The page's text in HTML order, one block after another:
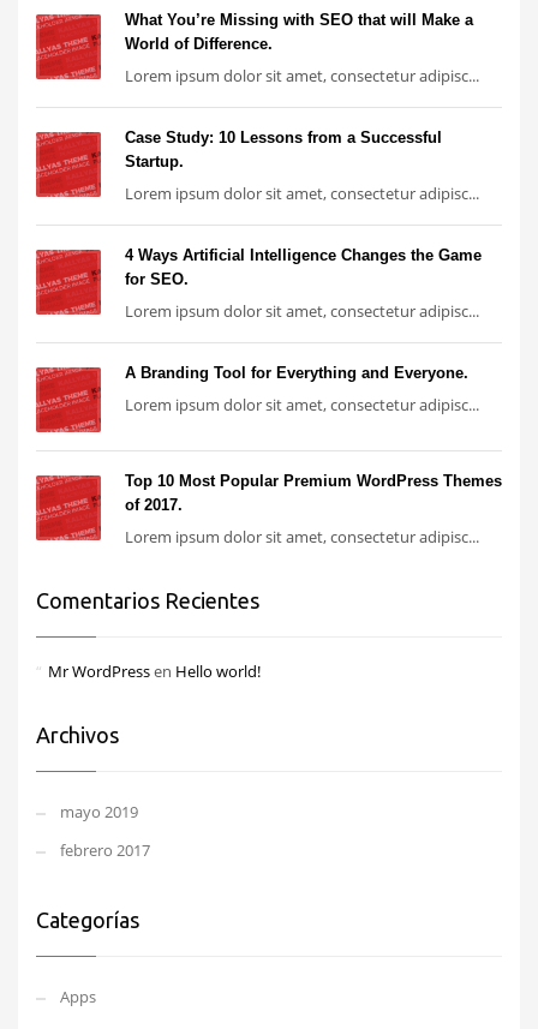
What You’re Missing with SEO that will Make a
World of Difference.
Lorem ipsum dolor sit amet, consectetur adipisc...
Case Study: 10 Lessons from a Successful
Startup.
Lorem ipsum dolor sit amet, consectetur adipisc...
4 Ways Artificial Intelligence Changes the Game
for SEO.
Lorem ipsum dolor sit amet, consectetur adipisc...
A Branding Tool for Everything and Everyone.
Lorem ipsum dolor sit amet, consectetur adipisc...
Top 10 Most Popular Premium WordPress Themes
of 2017.
Lorem ipsum dolor sit amet, consectetur adipisc...
Comentarios Recientes
Mr WordPressen Hello world!
Archivos
mayo 2019
febrero 2017
Categorías
Apps